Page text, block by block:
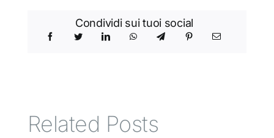
Condividi sui tuoi social
Related Posts